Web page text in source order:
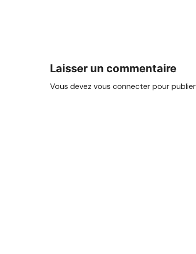
Laisser un commentaire
Vous devez vous connecterpour